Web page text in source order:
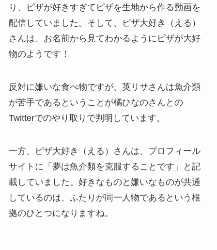
り、ピザが好きすぎてピザを生地から作る動画を
配信していました。そして、ピザ大好き（える）
さんは、お名前から見てわかるようにピザが大好
物のようです！
反対に嫌いな食べ物ですが、英リサさんは魚介類
が苦手であるということが橘ひなのさんとの
Twitterでのやり取りで判明しています。
一方、ピザ大好き（える）さんは、プロフィール
サイトに「夢は魚介類を克服することです」と記
載していました。好きなものと嫌いなものが共通
しているのは、ふたりが同一人物であるという根
拠のひとつになりますね。